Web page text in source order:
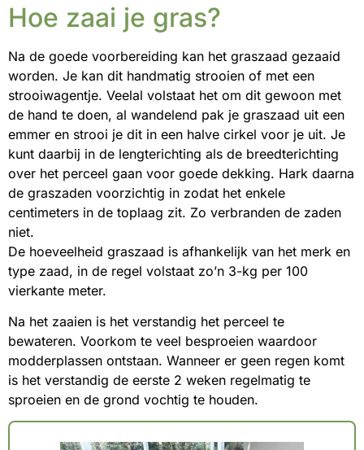
Hoe zaai je gras?
Na de goede voorbereiding kan het graszaad gezaaid
worden. Je kan dit handmatig strooien of met een
strooiwagentje. Veelal volstaat het om dit gewoon met
de hand te doen, al wandelend pak je graszaad uit een
emmer en strooi je dit in een halve cirkel voor je uit. Je
kunt daarbij in de lengterichting als de breedterichting
over het perceel gaan voor goede dekking. Hark daarna
de graszaden voorzichtig in zodat het enkele
centimeters in de toplaag zit. Zo verbranden de zaden
niet.
De hoeveelheid graszaad is afhankelijk van het merk en
type zaad, in de regel volstaat zo’n 3-kg per 100
vierkante meter.
Na het zaaien is het verstandig het perceel te
bewateren. Voorkom te veel besproeien waardoor
modderplassen ontstaan. Wanneer er geen regen komt
is het verstandig de eerste 2 weken regelmatig te
sproeien en de grond vochtig te houden.